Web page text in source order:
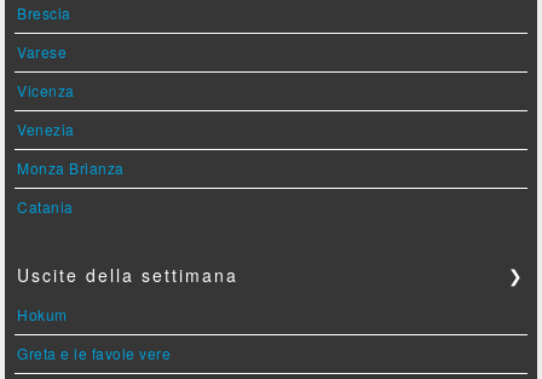
Brescia
Varese
Vicenza
Venezia
Monza Brianza
Catania
Uscite della settimana ❯
Hokum
Greta e le favole vere